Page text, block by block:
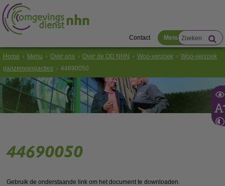
Contact Menu
Home Menu Over ons Over de OD NHN Woo-verzoek
Woo-verzoek
ganzenvangacties
44690050
44690050
Gebruik de onderstaande link om het document te downloaden.